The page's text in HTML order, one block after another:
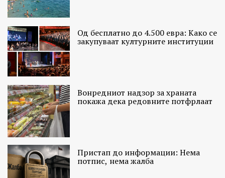
Од бесплатно до 4.500 евра: Како се
закупуваат културните институции
Вонредниот надзор за храната
покажа дека редовните потфрлаат
Пристап до информации: Нема
потпис, нема жалба